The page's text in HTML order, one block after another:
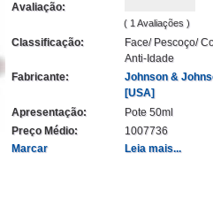
Avaliação:
( 1 Avaliações )
Classificação:
Face/ Pescoço/
Anti-Idade
Fabricante:
Johnson &
[USA]
Apresentação:
Pote 50ml
Preço Médio:
1007736
Marcar
Leia mais...